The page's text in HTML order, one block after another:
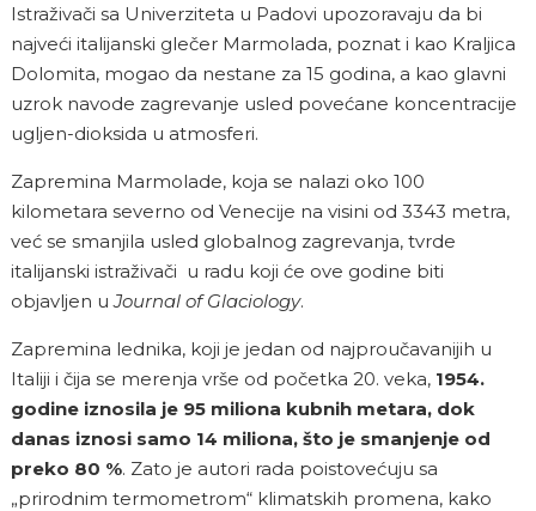
Istraživači sa Univerziteta u Padovi upozoravaju da bi
najveći italijanski glečer Marmolada, poznat i kao Kraljica
Dolomita, mogao da nestane za 15 godina, a kao glavni
uzrok navode zagrevanje usled povećane koncentracije
ugljen-dioksida u atmosferi.
Zapremina Marmolade, koja se nalazi oko 100
kilometara severno od Venecije na visini od 3343 metra,
već se smanjila usled globalnog zagrevanja, tvrde
italijanski istraživači u radu koji će ove godine biti
objavljen uJournal of Glaciology.
Zapremina lednika, koji je jedan od najproučavanijih u
Italiji i čija se merenja vrše od početka 20. veka, 1954.
godine iznosila je 95 miliona kubnih metara, dok
danas iznosi samo 14 miliona, što je smanjenje od
preko 80 %. Zato je autori rada poistovećuju sa
„prirodnim termometrom“ klimatskih promena, kako